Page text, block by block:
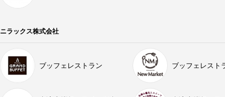
ニラックス株式会社
ブッフェレストラン ブッフェレスト